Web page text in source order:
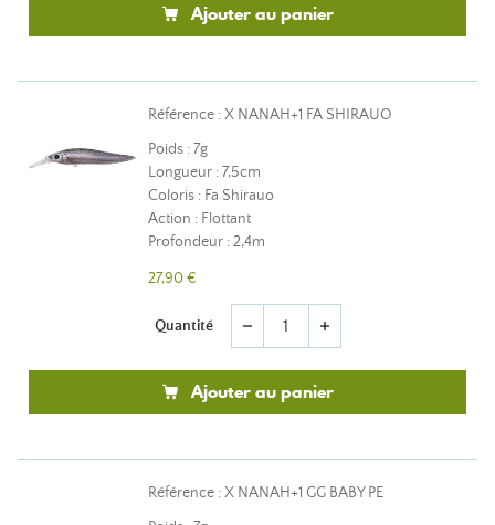
Ajouter au panier
Référence : X NANAH+1 FA SHIRAUO
Poids : 7g
Longueur : 7,5cm
Coloris : Fa Shirauo
Action : Flottant
Profondeur : 2,4m
27,90 €
Quantité remove add
Ajouter au panier
Référence : X NANAH+1 GG BABY PE